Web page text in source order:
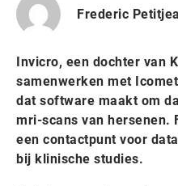
Frederic
Invicro, een dochter van
samenwerken met
dat software maakt om
mri-scans van hersenen.
een contactpunt voor
bij klinische studies.